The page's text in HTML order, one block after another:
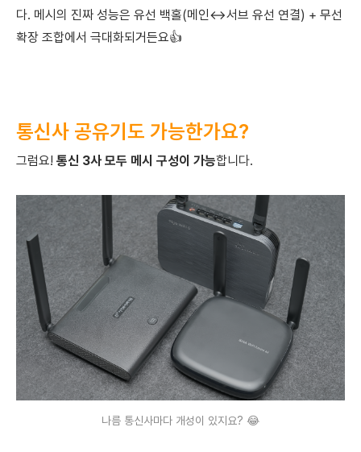
다. 메시의 진짜 성능은 유선 백홀(메인↔서브 유선 연결) + 무선
확장 조합에서 극대화되거든요👍
통신사 공유기도 가능한가요?
그럼요! 통신 3사 모두 메시 구성이 가능합니다.
나름 통신사마다 개성이 있지요? 😂